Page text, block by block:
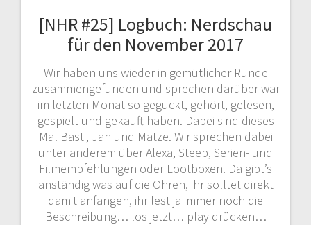
[NHR #25] Logbuch: Nerdschau
für den November 2017
Wir haben uns wieder in gemütlicher Runde
zusammengefunden und sprechen darüber war
im letzten Monat so geguckt, gehört, gelesen,
gespielt und gekauft haben. Dabei sind dieses
Mal Basti, Jan und Matze. Wir sprechen dabei
unter anderem über Alexa, Steep, Serien- und
Filmempfehlungen oder Lootboxen. Da gibt’s
anständig was auf die Ohren, ihr solltet direkt
damit anfangen, ihr lest ja immer noch die
Beschreibung… los jetzt… play drücken…